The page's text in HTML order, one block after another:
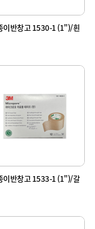
이반창고 1530-1 (1")/흰
이반창고 1533-1 (1")/갈